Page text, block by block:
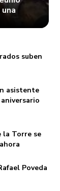
suben
asistente
la Torre se
Poveda